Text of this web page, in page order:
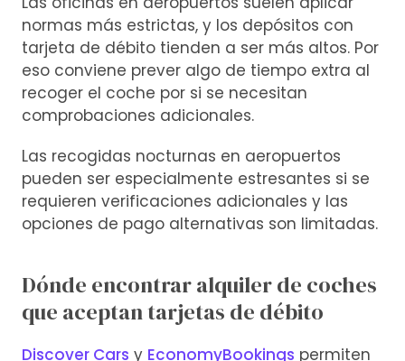
normas más estrictas, y los depósitos con
tarjeta de débito tienden a ser más altos. Por
eso conviene prever algo de tiempo extra al
recoger el coche por si se necesitan
comprobaciones adicionales.
Las recogidas nocturnas en aeropuertos
pueden ser especialmente estresantes si se
requieren verificaciones adicionales y las
opciones de pago alternativas son limitadas.
Dónde encontrar alquiler de coches
que aceptan tarjetas de débito
Discover Cars y EconomyBookings permiten